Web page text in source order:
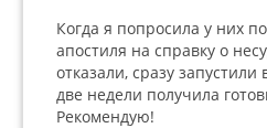
Когда я попросила у них
апостиля на справку о
отказали, сразу запустили
две недели получила
Рекомендую!